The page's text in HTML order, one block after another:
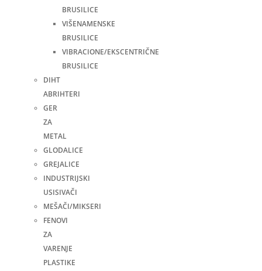
BRUSILICE
VIŠENAMENSKE
BRUSILICE
VIBRACIONE/EKSCENTRIČNE
BRUSILICE
DIHT
ABRIHTERI
GER
ZA
METAL
GLODALICE
GREJALICE
INDUSTRIJSKI
USISIVAČI
MEŠAČI/MIKSERI
FENOVI
ZA
VARENJE
PLASTIKE